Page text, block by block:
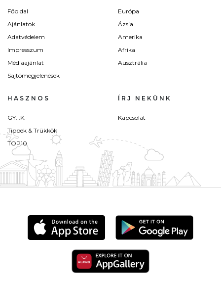
Főoldal
Ajánlatok
Adatvédelem
Impresszum
Médiaajánlat
Sajtómegjelenések
Európa
Ázsia
Amerika
Afrika
Ausztrália
HASZNOS
GY.I.K.
Tippek & Trükkök
TOP10
ÍRJ NEKÜNK
Kapcsolat